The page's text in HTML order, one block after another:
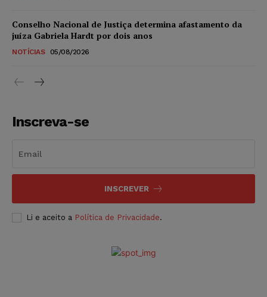
Conselho Nacional de Justiça determina afastamento da
juíza Gabriela Hardt por dois anos
NOTÍCIAS 05/08/2026
Inscreva-se
INSCREVER
Li e aceito a Política de Privacidade.